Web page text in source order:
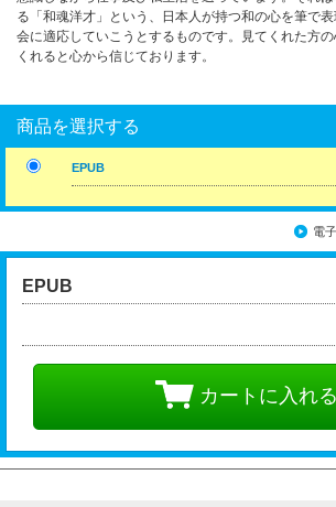
る「和魂洋才」という、日本人が持つ和の心を筆で
会に適応していこうとするものです。見てくれた方
くれると心から信じております。
商品を選択する
EPUB
電
EPUB
カートに入れる